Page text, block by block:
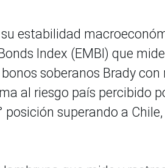
estabilidad
Index (EMBI) que
soberanos Brady con
al riesgo país percibido
posición superando a